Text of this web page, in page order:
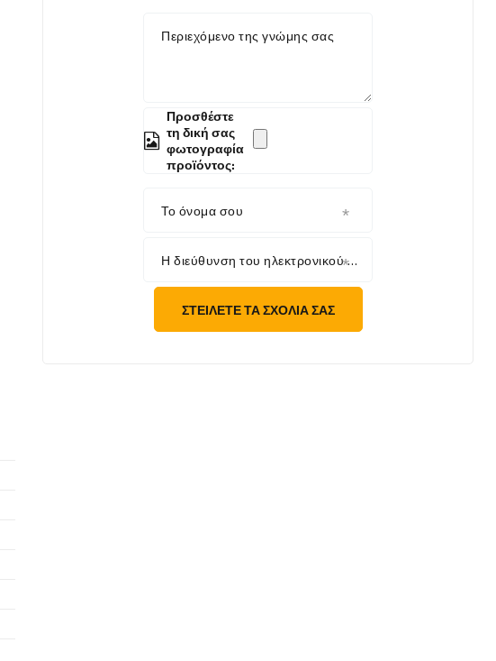
Περιεχόμενο της γνώμης σας
Προσθέστε
τη δική σας
φωτογραφία
προϊόντος:
Το όνομα σου
Η διεύθυνση του ηλεκτρονικού σου ταχυδρομείου
ΣΤΕΊΛΕΤΕ ΤΑ ΣΧΌΛΙΆ ΣΑΣ